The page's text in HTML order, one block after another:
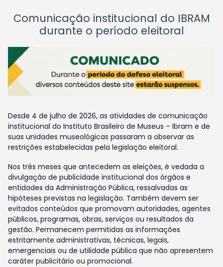
Comunicação institucional do IBRAM
durante o período eleitoral
Desde 4 de julho de 2026, as atividades de comunicação
institucional do Instituto Brasileiro de Museus – Ibram e de
suas unidades museológicas passaram a observar as
restrições estabelecidas pela legislação eleitoral.
Nos três meses que antecedem as eleições, é vedada a
divulgação de publicidade institucional dos órgãos e
entidades da Administração Pública, ressalvadas as
hipóteses previstas na legislação. Também devem ser
evitados conteúdos que promovam autoridades, agentes
públicos, programas, obras, serviços ou resultados da
gestão. Permanecem permitidas as informações
estritamente administrativas, técnicas, legais,
emergenciais ou de utilidade pública que não apresentem
caráter publicitário ou promocional.